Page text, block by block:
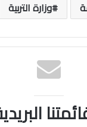
وزارة التربية